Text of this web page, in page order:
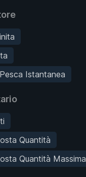
Istantanea
Quantità
Quantità Massima